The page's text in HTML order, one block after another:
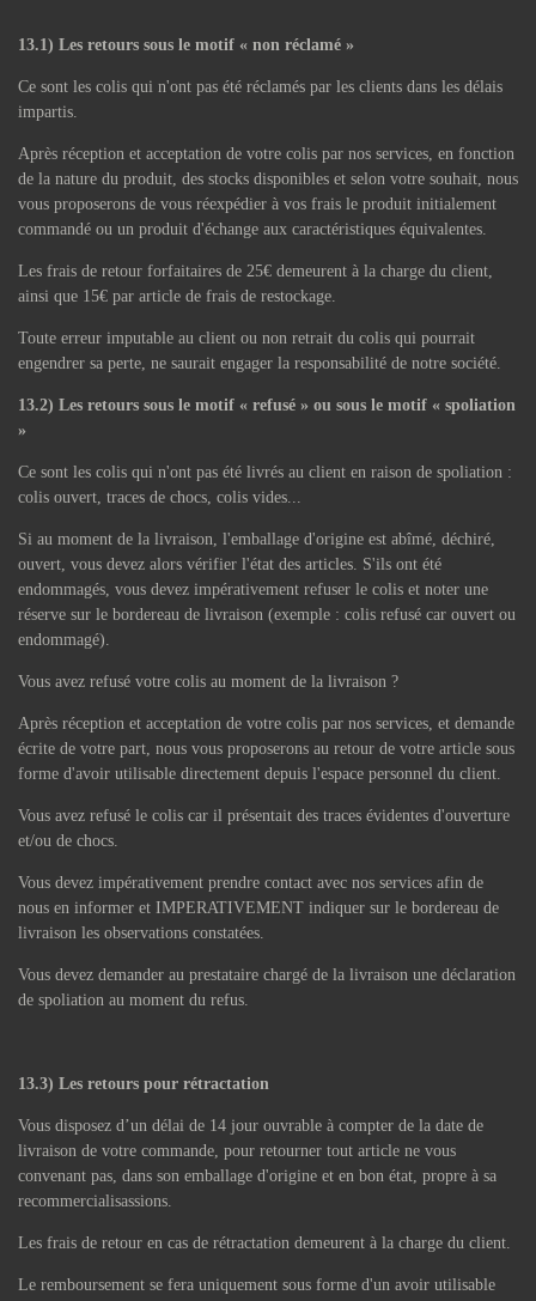
13.1) Les retours sous le motif « non réclamé »
Ce sont les colis qui n'ont pas été réclamés par les clients dans les délais
impartis.
Après réception et acceptation de votre colis par nos services, en fonction
de la nature du produit, des stocks disponibles et selon votre souhait, nous
vous proposerons de vous réexpédier à vos frais le produit initialement
commandé ou un produit d'échange aux caractéristiques équivalentes.
Les frais de retour forfaitaires de 25€ demeurent à la charge du client,
ainsi que 15€ par article de frais de restockage.
Toute erreur imputable au client ou non retrait du colis qui pourrait
engendrer sa perte, ne saurait engager la responsabilité de notre société.
13.2) Les retours sous le motif « refusé » ou sous le motif « spoliation
»
Ce sont les colis qui n'ont pas été livrés au client en raison de spoliation :
colis ouvert, traces de chocs, colis vides...
Si au moment de la livraison, l'emballage d'origine est abîmé, déchiré,
ouvert, vous devez alors vérifier l'état des articles. S'ils ont été
endommagés, vous devez impérativement refuser le colis et noter une
réserve sur le bordereau de livraison (exemple : colis refusé car ouvert ou
endommagé).
Vous avez refusé votre colis au moment de la livraison ?
Après réception et acceptation de votre colis par nos services, et demande
écrite de votre part, nous vous proposerons au retour de votre article sous
forme d'avoir utilisable directement depuis l'espace personnel du client.
Vous avez refusé le colis car il présentait des traces évidentes d'ouverture
et/ou de chocs.
Vous devez impérativement prendre contact avec nos services afin de
nous en informer et IMPERATIVEMENT indiquer sur le bordereau de
livraison les observations constatées.
Vous devez demander au prestataire chargé de la livraison une déclaration
de spoliation au moment du refus.
13.3) Les retours pour rétractation
Vous disposez d’un délai de 14 jour ouvrable à compter de la date de
livraison de votre commande, pour retourner tout article ne vous
convenant pas, dans son emballage d'origine et en bon état, propre à sa
recommercialisassions.
Les frais de retour en cas de rétractation demeurent à la charge du client.
Le remboursement se fera uniquement sous forme d'un avoir utilisable